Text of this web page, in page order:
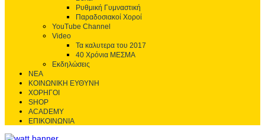
Ρυθμική Γυμναστική
Παραδοσιακοί Χοροί
YouTube Channel
Video
Τα καλυτερα του 2017
40 Χρόνια ΜΕΣΜΑ
Εκδηλώσεις
ΝΕΑ
ΚΟΙΝΩΝΙΚΗ ΕΥΘΥΝΗ
ΧΟΡΗΓΟΙ
SHOP
ACADEMY
ΕΠΙΚΟΙΝΩΝΙΑ